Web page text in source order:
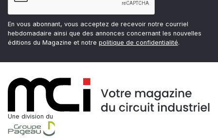
En vous abonnant, vous acceptez de recevoir notre courriel
hebdomadaire ainsi que des annonces concernant les nouvelles
éditions du Magazine et notre politique de confidentialité.
Une division du